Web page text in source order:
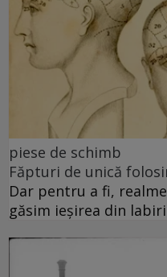
piese de schimb
Făpturi de unică
Dar pentru a fi,
găsim ieșirea din